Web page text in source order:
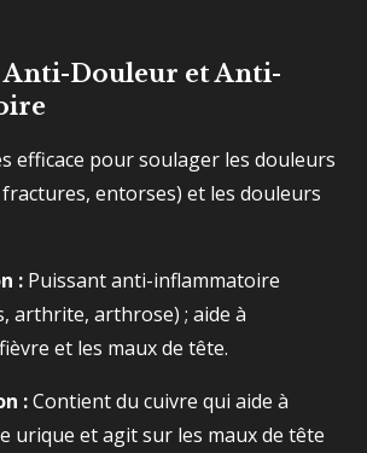
Anti-Douleur et Anti-
efficace pour soulager les douleurs
entorses) et les douleurs
: Puissant anti-inflammatoire
arthrite, arthrose) ; aide à
et les maux de tête.
:Contient du cuivre qui aide à
urique et agit sur les maux de tête